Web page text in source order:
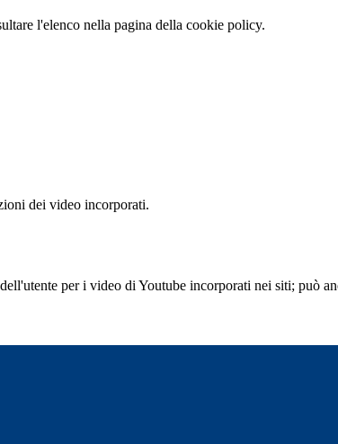
l'elenco nella pagina della cookie policy.
dei video incorporati.
per i video di Youtube incorporati nei siti; può